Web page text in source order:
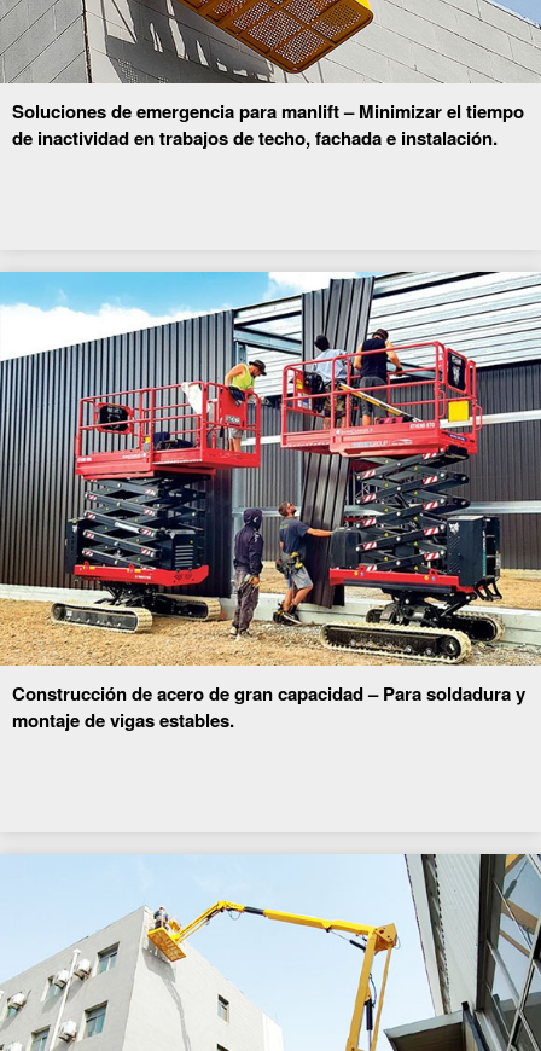
Soluciones de emergencia para manlift – Minimizar el tiempo
de inactividad en trabajos de techo, fachada e instalación.
Construcción de acero de gran capacidad – Para soldadura y
montaje de vigas estables.